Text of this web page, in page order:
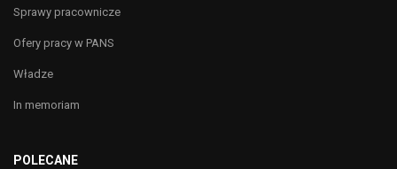
Sprawy pracownicze
Ofery pracy w PANS
Władze
In memoriam
POLECANE